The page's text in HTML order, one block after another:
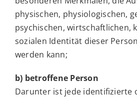
physischen, physiologischen,
psychischen, wirtschaftlichen,
sozialen Identität dieser
werden kann;
b) betroffene Person
Darunter ist jede identifizierte